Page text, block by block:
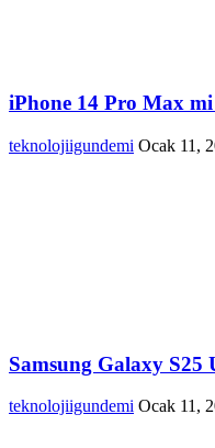
iPhone 14 Pro Max
teknolojiigundemi Ocak 11,
Samsung Galaxy S25
teknolojiigundemi Ocak 11,